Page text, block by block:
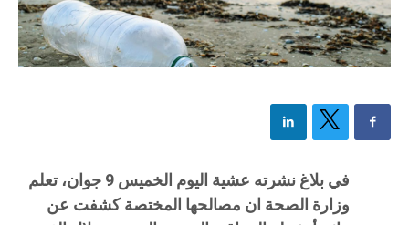
في بلاغ نشرته عشية اليوم الخميس 9 جوان، تعلم
وزارة الصحة ان مصالحها المختصة كشفت عن